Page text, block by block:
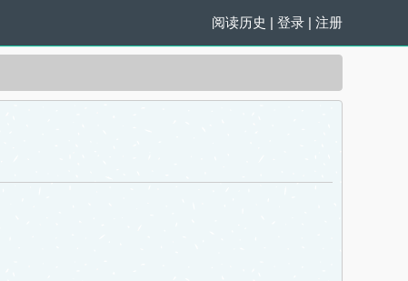
阅读历史 | 登录 | 注册